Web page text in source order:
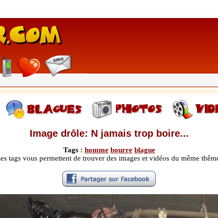
Image drôle: N jamais trop boire...
Tags : homme bourre blague
tags vous permettent de trouver des images et vidéos du même